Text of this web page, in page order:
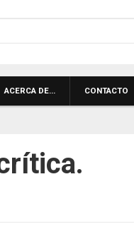
ACERCA DE… CONTACTO